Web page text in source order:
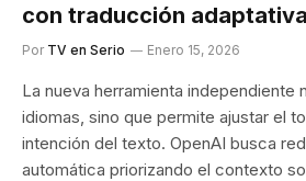
con traducción adaptativa
Por TV en Serio Enero 15, 2026
La nueva herramienta independiente
idiomas, sino que permite ajustar el
intención del texto. OpenAI busca
automática priorizando el contexto